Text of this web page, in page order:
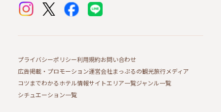
プライバシーポリシー利用規約お問い合わせ
広告掲載・プロモーション運営会社まっぷるの観光旅行メディア
コツまでわかるホテル情報サイトエリア一覧ジャンル一覧
シチュエーション一覧